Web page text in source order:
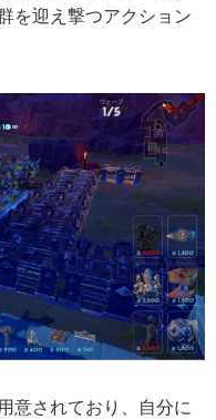
を迎え撃つアクション
意されており、自分に